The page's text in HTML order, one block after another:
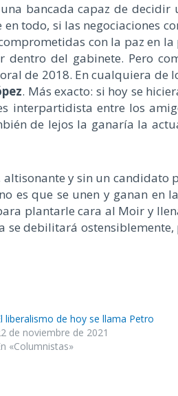
bancada capaz de decidir
todo, si las negociaciones
con la paz en la
del gabinete. Pero
de 2018. En cualquiera de
. Más exacto: si hoy se
interpartidista entre los
de lejos la ganaría la
altisonante y sin un candidato
es que se unen y ganan en
plantarle cara al Moir y
se debilitará ostensiblemente,
liberalismo de hoy se llama Petro
de noviembre de 2021
«Columnistas»